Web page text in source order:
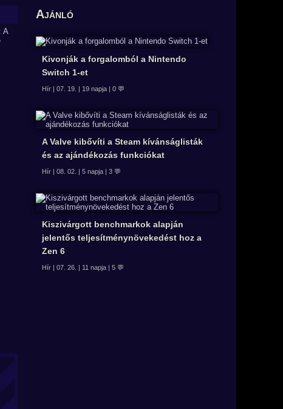
Ajánló
Kivonják a forgalomból a Nintendo
Switch 1-et
Hír | 07. 19. | 19 napja | 0 💬
A Valve kibővíti a Steam kívánságlisták
és az ajándékozás funkciókat
Hír | 08. 02. | 5 napja | 3 💬
Kiszivárgott benchmarkok alapján
jelentős teljesítménynövekedést hoz a
Zen 6
Hír | 07. 26. | 11 napja | 5 💬